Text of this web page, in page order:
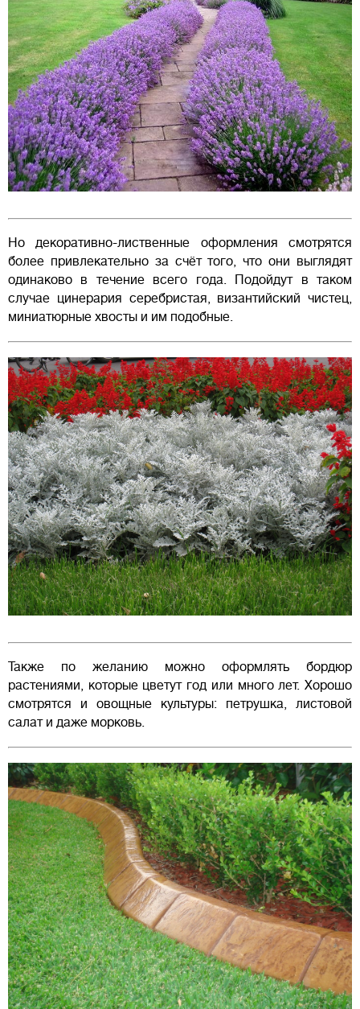
Но декоративно-лиственные оформления смотрятся
более привлекательно за счёт того, что они выглядят
одинаково в течение всего года. Подойдут в таком
случае цинерария серебристая, византийский чистец,
миниатюрные хвосты и им подобные.
Также по желанию можно оформлять бордюр
растениями, которые цветут год или много лет. Хорошо
смотрятся и овощные культуры: петрушка, листовой
салат и даже морковь.